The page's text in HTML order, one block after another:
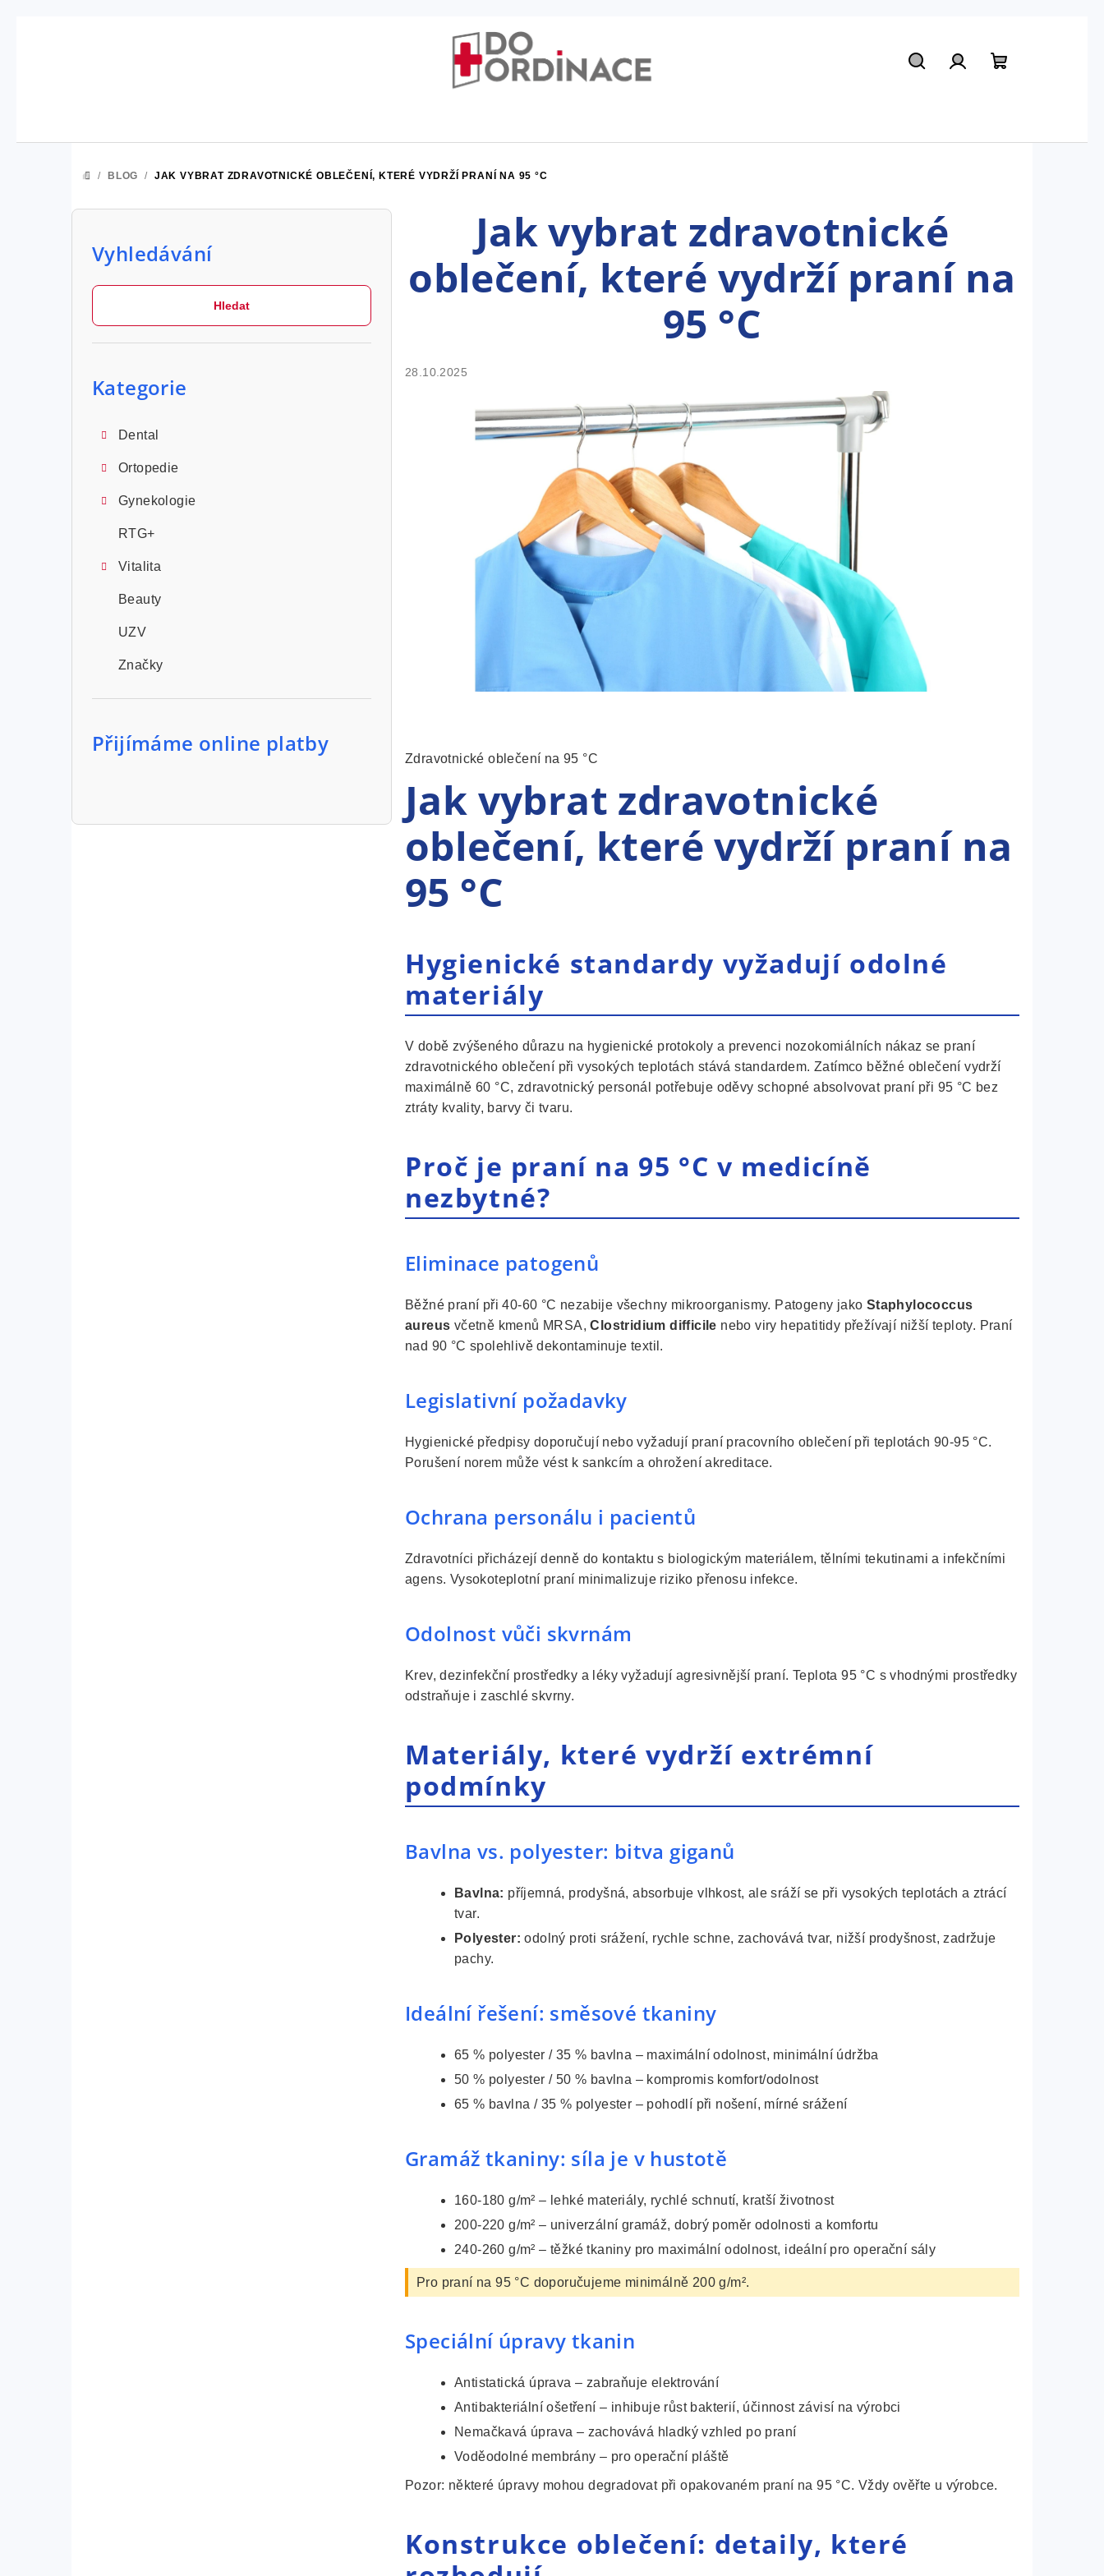
DOMŮ
/ BLOG / JAK VYBRAT ZDRAVOTNICKÉ OBLEČENÍ, KTERÉ VYDRŽÍ PRANÍ NA 95 °C
P
Vyhledávání
Hledat
Kategorie
Dental
Ortopedie
Gynekologie
RTG+
Vitalita
Beauty
UZV
Značky
Přijímáme online platby
Jak vybrat zdravotnické
oblečení, které vydrží praní na
95 °C
28.10.2025
Zdravotnické oblečení na 95 °C
Jak vybrat zdravotnické
oblečení, které vydrží praní na
95 °C
Hygienické standardy vyžadují odolné
materiály
V době zvýšeného důrazu na hygienické protokoly a prevenci nozokomiálních nákaz se praní
zdravotnického oblečení při vysokých teplotách stává standardem. Zatímco běžné oblečení vydrží
maximálně 60 °C, zdravotnický personál potřebuje oděvy schopné absolvovat praní při 95 °C bez
ztráty kvality, barvy či tvaru.
Proč je praní na 95 °C v medicíně
nezbytné?
Eliminace patogenů
Běžné praní při 40-60 °C nezabije všechny mikroorganismy. Patogeny jako Staphylococcus
aureus včetně kmenů MRSA,Clostridium difficile nebo viry hepatitidy přežívají nižší teploty. Praní
nad 90 °C spolehlivě dekontaminuje textil.
Legislativní požadavky
Hygienické předpisy doporučují nebo vyžadují praní pracovního oblečení při teplotách 90-95 °C.
Porušení norem může vést k sankcím a ohrožení akreditace.
Ochrana personálu i pacientů
Zdravotníci přicházejí denně do kontaktu s biologickým materiálem, tělními tekutinami a infekčními
agens. Vysokoteplotní praní minimalizuje riziko přenosu infekce.
Odolnost vůči skvrnám
Krev, dezinfekční prostředky a léky vyžadují agresivnější praní. Teplota 95 °C s vhodnými prostředky
odstraňuje i zaschlé skvrny.
Materiály, které vydrží extrémní
podmínky
Bavlna vs. polyester: bitva giganů
Bavlna: příjemná, prodyšná, absorbuje vlhkost, ale sráží se při vysokých teplotách a ztrácí
tvar.
Polyester: odolný proti srážení, rychle schne, zachovává tvar, nižší prodyšnost, zadržuje
pachy.
Ideální řešení: směsové tkaniny
65 % polyester / 35 % bavlna – maximální odolnost, minimální údržba
50 % polyester / 50 % bavlna – kompromis komfort/odolnost
65 % bavlna / 35 % polyester – pohodlí při nošení, mírné srážení
Gramáž tkaniny: síla je v hustotě
160-180 g/m² – lehké materiály, rychlé schnutí, kratší životnost
200-220 g/m² – univerzální gramáž, dobrý poměr odolnosti a komfortu
240-260 g/m² – těžké tkaniny pro maximální odolnost, ideální pro operační sály
Pro praní na 95 °C doporučujeme minimálně 200 g/m².
Speciální úpravy tkanin
Antistatická úprava – zabraňuje elektrování
Antibakteriální ošetření – inhibuje růst bakterií, účinnost závisí na výrobci
Nemačkavá úprava – zachovává hladký vzhled po praní
Voděodolné membrány – pro operační pláště
Pozor: některé úpravy mohou degradovat při opakovaném praní na 95 °C. Vždy ověřte u výrobce.
Konstrukce oblečení: detaily, které